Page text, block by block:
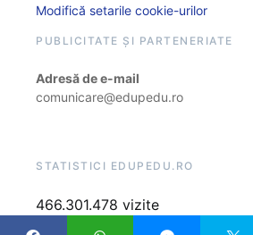
Modifică setarile cookie-urilor
PUBLICITATE ȘI PARTENERIATE
Adresă de e-mail
comunicare@edupedu.ro
STATISTICI EDUPEDU.RO
466.301.478 vizite